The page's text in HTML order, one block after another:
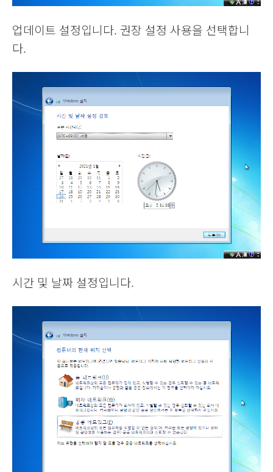
업데이트 설정입니다. 권장 설정 사용을 선택합니
다.
시간 및 날짜 설정입니다.